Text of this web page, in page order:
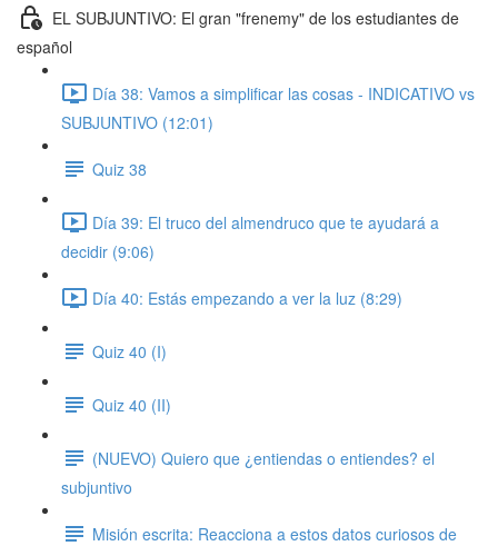
EL SUBJUNTIVO: El gran "frenemy" de los estudiantes de
español
Día 38: Vamos a simplificar las cosas - INDICATIVO vs
SUBJUNTIVO (12:01)
Quiz 38
Día 39: El truco del almendruco que te ayudará a
decidir (9:06)
Día 40: Estás empezando a ver la luz (8:29)
Quiz 40 (I)
Quiz 40 (II)
(NUEVO) Quiero que ¿entiendas o entiendes? el
subjuntivo
Misión escrita: Reacciona a estos datos curiosos de